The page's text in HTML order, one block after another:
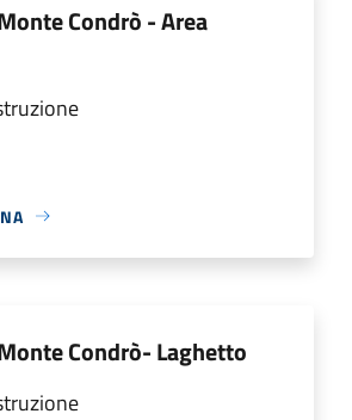
Condrò - Area
Condrò- Laghetto